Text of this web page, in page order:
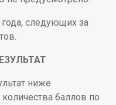
следующих за
ниже
баллов по